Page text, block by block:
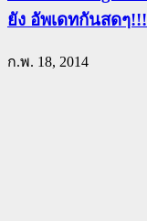
ยัง อัพเดทกันสดๆ!!!
ก.พ. 18, 2014